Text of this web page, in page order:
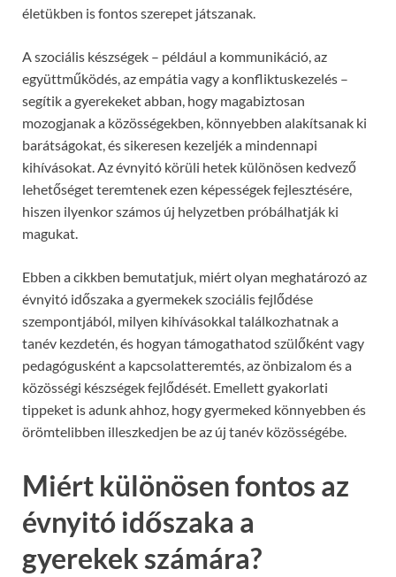
életükben is fontos szerepet játszanak.
A szociális készségek – például a kommunikáció, az
együttműködés, az empátia vagy a konfliktuskezelés –
segítik a gyerekeket abban, hogy magabiztosan
mozogjanak a közösségekben, könnyebben alakítsanak ki
barátságokat, és sikeresen kezeljék a mindennapi
kihívásokat. Az évnyitó körüli hetek különösen kedvező
lehetőséget teremtenek ezen képességek fejlesztésére,
hiszen ilyenkor számos új helyzetben próbálhatják ki
magukat.
Ebben a cikkben bemutatjuk, miért olyan meghatározó az
évnyitó időszaka a gyermekek szociális fejlődése
szempontjából, milyen kihívásokkal találkozhatnak a
tanév kezdetén, és hogyan támogathatod szülőként vagy
pedagógusként a kapcsolatteremtés, az önbizalom és a
közösségi készségek fejlődését. Emellett gyakorlati
tippeket is adunk ahhoz, hogy gyermeked könnyebben és
örömtelibben illeszkedjen be az új tanév közösségébe.
Miért különösen fontos az
évnyitó időszaka a
gyerekek számára?